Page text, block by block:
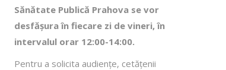
Sănătate Publică Prahova se vor
desfăşura în fiecare zi de vineri, în
intervalul orar 12:00-14:00.
Pentru a solicita audienţe, cetăţenii